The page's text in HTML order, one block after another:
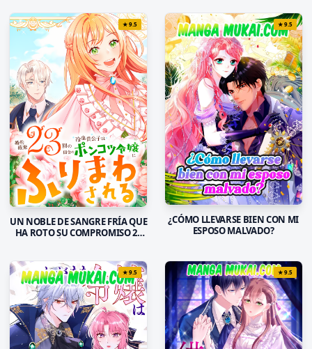
★9.5
UN NOBLE DE SANGRE FRÍA QUE
HA ROTO SU COMPROMISO 23
★9.5
¿CÓMO LLEVARSE BIEN CON MI
ESPOSO MALVADO?
★9.5 ★9.5